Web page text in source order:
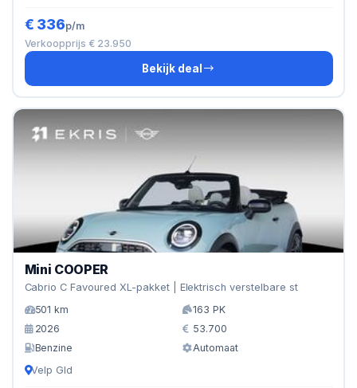
€ 336p/m
Verkoopprijs € 23.950
Bekijk deal
Mini COOPER
Cabrio C Favoured XL-pakket | Elektrisch verstelbare st
501 km
163 PK
2026
53.700
Benzine
Automaat
Velp Gld